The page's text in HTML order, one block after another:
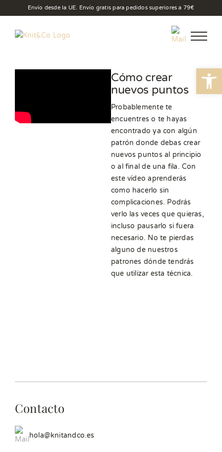
Abrir
al
contenido
Envío desde la UE. Envío gratis para pedidos superiores a 79€
Cómo crear
nuevos puntos
Probablemente te
encuentres o te hayas
encontrado ya con algún
patrón donde debas crear
nuevos puntos al principio
o al final de una fila. Con
este vídeo aprenderás
como hacerlo sin
complicaciones. Podrás
verlo las veces que quieras,
incluso pausarlo si fuera
necesario. No te pierdas
alguno de nuestros
patrones dónde tendrás
que utilizar esta técnica.
Contacto
hola@knitandco.es